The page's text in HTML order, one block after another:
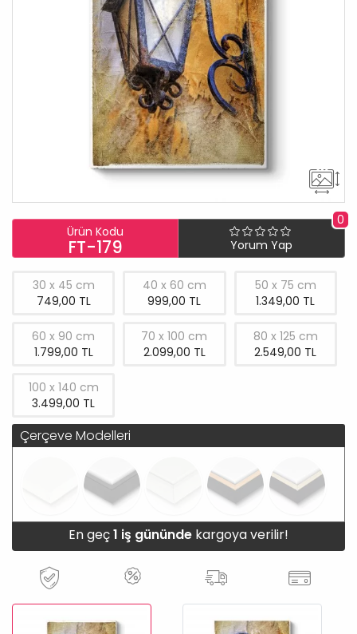
Ürün Kodu
FT-179
0
Yorum Yap
30 x 45 cm
749,00 TL
40 x 60 cm
999,00 TL
50 x 75 cm
1.349,00 TL
60 x 90 cm
1.799,00 TL
70 x 100 cm
2.099,00 TL
80 x 125 cm
2.549,00 TL
100 x 140 cm
3.499,00 TL
Çerçeve Modelleri
En geç1 iş gününde kargoya verilir!